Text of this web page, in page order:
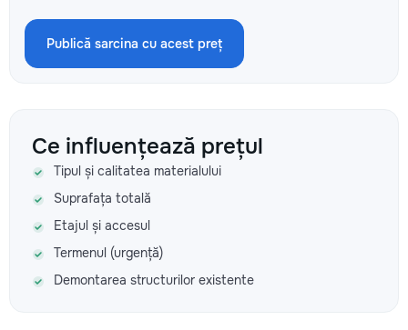
Publică sarcina cu acest preț
Ce influențează prețul
Tipul și calitatea materialului
Suprafața totală
Etajul și accesul
Termenul (urgență)
Demontarea structurilor existente